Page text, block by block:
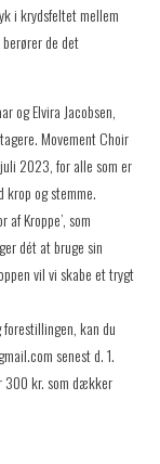
i krydsfeltet mellem
berører de det
og Elvira Jacobsen,
Movement Choir
2023, for alle som er
krop og stemme.
af Kroppe’, som
dét at bruge sin
vil vi skabe et trygt
kan du
senest d. 1.
300 kr. som dækker